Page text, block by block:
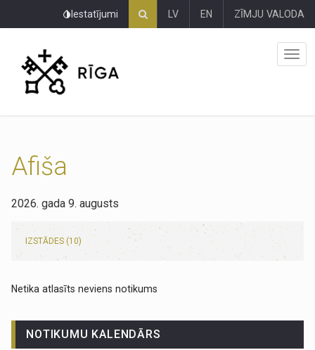
Iestatījumi LV EN ZĪMJU VALODA
Afiša
2026. gada 9. augusts
IZSTĀDES (10)
Netika atlasīts neviens notikums
NOTIKUMU KALENDĀRS